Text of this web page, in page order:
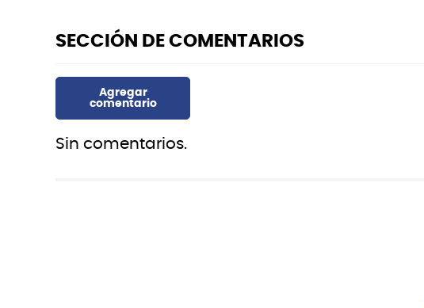
Sin comentarios.